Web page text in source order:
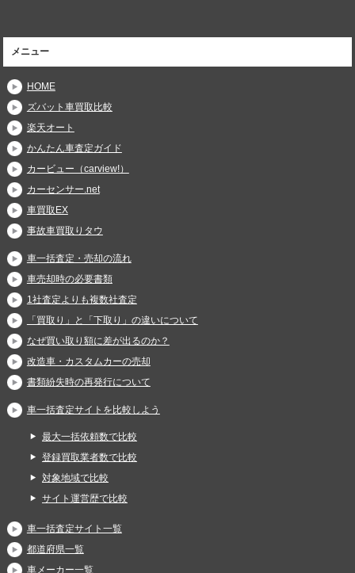
メニュー
HOME
ズバット車買取比較
楽天オート
かんたん車査定ガイド
カービュー（carview!）
カーセンサー.net
車買取EX
事故車買取りタウ
車一括査定・売却の流れ
車売却時の必要書類
1社査定よりも複数社査定
「買取り」と「下取り」の違いについて
なぜ買い取り額に差が出るのか？
改造車・カスタムカーの売却
書類紛失時の再発行について
車一括査定サイトを比較しよう
最大一括依頼数で比較
登録買取業者数で比較
対象地域で比較
サイト運営歴で比較
車一括査定サイト一覧
都道府県一覧
車メーカー一覧